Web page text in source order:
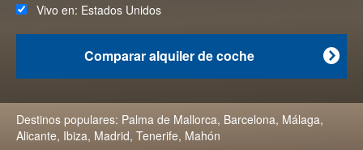
Vivo en: Estados Unidos

Comparar alquiler de coche
Destinos populares: Palma de Mallorca, Barcelona, Málaga,
Alicante, Ibiza, Madrid, Tenerife, Mahón